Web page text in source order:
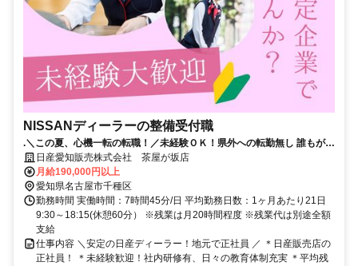
NISSANディーラーの整備受付職
.＼この夏、心機一転の転職！／未経験ＯＫ！県外への転勤無し 誰もが知
る安心な会社！年間休日115日！
日産愛知販売株式会社 茶屋が坂店
月給190,000円以上
愛知県名古屋市千種区
勤務時間 実働時間：7時間45分/日 平均勤務日数：1ヶ月あたり21日
9:30～18:15(休憩60分） ※残業は月20時間程度 ※残業代は別途全額
支給
仕事内容 ＼安定の日産ディーラー！地元で正社員 ／ ＊日産販売店の
正社員！ ＊未経験歓迎！社内研修有、日々の教育体制充実 ＊平均残